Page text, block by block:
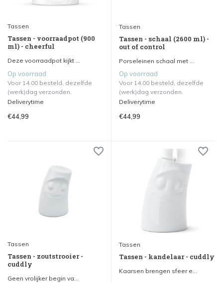
Tassen
Tassen - voorraadpot (900
ml) - cheerful
Deze voorraadpot kijkt ...
Op voorraad
Voor 14.00 besteld, dezelfde
(werk)dag verzonden.
Deliverytime
€44,99
Tassen
Tassen - schaal (2600 ml) -
out of control
Porseleinen schaal met ...
Op voorraad
Voor 14.00 besteld, dezelfde
(werk)dag verzonden.
Deliverytime
€44,99
Tassen
Tassen - zoutstrooier -
cuddly
Geen vrolijker begin va...
Tassen
Tassen - kandelaar - cuddly
Kaarsen brengen sfeer e...